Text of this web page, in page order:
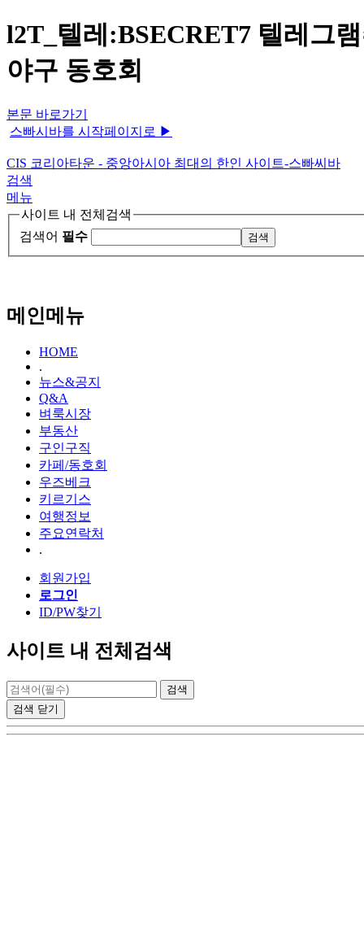
l2T_텔레:BSECRET7 텔레그
야구 동호회
본문 바로가기
스빠시바를 시작페이지로 ▶
CIS 코리아타운 - 중앙아시아 최대의 한인 사이트-스빠씨바
검색
메뉴
사이트 내 전체검색
검색어 필수
메인메뉴
HOME
.
뉴스&공지
Q&A
벼룩시장
부동산
구인구직
카페/동호회
우즈베크
키르기스
여행정보
주요연락처
.
회원가입
로그인
ID/PW찾기
사이트 내 전체검색
검색 닫기